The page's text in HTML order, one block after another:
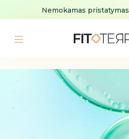
Nemokamas pristatymas